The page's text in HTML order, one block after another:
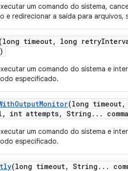
um comando do sistema,
e redirecionar a saída para arquivos,
(long timeout, long retry
um comando do sistema e
especificado.
OutputMonitor(long timeout,
, int attempts, String . . .
um comando do sistema e
especificado.
(long timeout, String . . .